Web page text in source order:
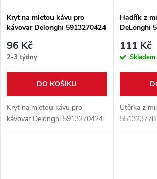
Kryt na mletou kávu pro
kávovar Delonghi 5913270424
96 Kč
2-3 týdny
DO KOŠÍKU
Kryt na mletou kávu pro
kávovar Delonghi 5913270424
Hadřík z
DeLonghi
111 Kč
Skladem
Utěrka z